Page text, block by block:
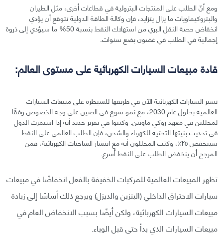
ومع أنّ الطلب على المنتجات البترولية في قطاعات أخرى، مثل الطيران
والبتروكيماويات ما يزال يتزايد، فإن وكالة الطاقة الدولية تتوقع أن يؤدي
انخفاض حصة النقل البري من استهلاك النفط بنسبة 50% ما سيؤدي إلى ذروة
إجمالية في الطلب في غضون بضع سنوات.
قادة مبيعات السيارات الكهربائية على مستوى العالم:
تسير السيارات الكهربائية الآن في طريقها للسيطرة على مبيعات السيارات
العالمية بحلول عام 2030، مع نمو سريع في الصين على وجه الخصوص وفقًا
لمحللين في معهد روكي ماونتن. وكتبوا في تقرير جديد أنه إذا استمرت الدول
في تحديث بنيتها التحتية للكهرباء والشحن، فإن الطلب العالمي على النفط
سينخفض ٢٥٪؜، وكتب المحللون أنه مع انتشار الشاحنات الكهربائية، فمن
المرجح أن ينخفض الطلب على النفط أسرع.
تظهر المبيعات العالمية للمركبات الخفيفة بالفعل انخفاضًا في مبيعات
سيارات الاحتراق الداخلي (البنزين والديزل) ويرجع ذلك أساسًا إلى زيادة
مبيعات السيارات الكهربائية، ولكن أيضًا بسبب الانخفاض العام في
مبيعات السيارات الذي بدأ حتى قبل الوباء.